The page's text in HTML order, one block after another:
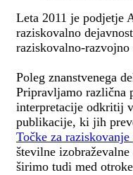
Leta 2011 je podjetje
raziskovalno
raziskovalno-razvojno
Poleg znanstvenega
Pripravljamo različna
interpretacije odkritij
publikacije, ki jih
Točke za
številne
širimo tudi med